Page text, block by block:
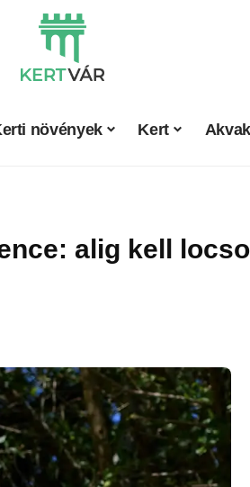
növények Kert
alig kell